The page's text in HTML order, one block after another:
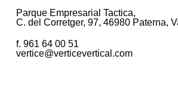
Parque Empresarial Tactica,
C. del Corretger, 97, 46980 Paterna,
f. 961 64 00 51
vertice@verticevertical.com